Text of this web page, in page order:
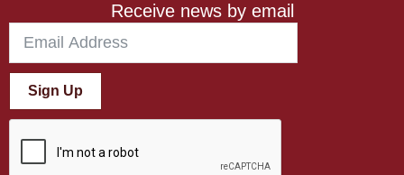
Receive news by email
Sign Up